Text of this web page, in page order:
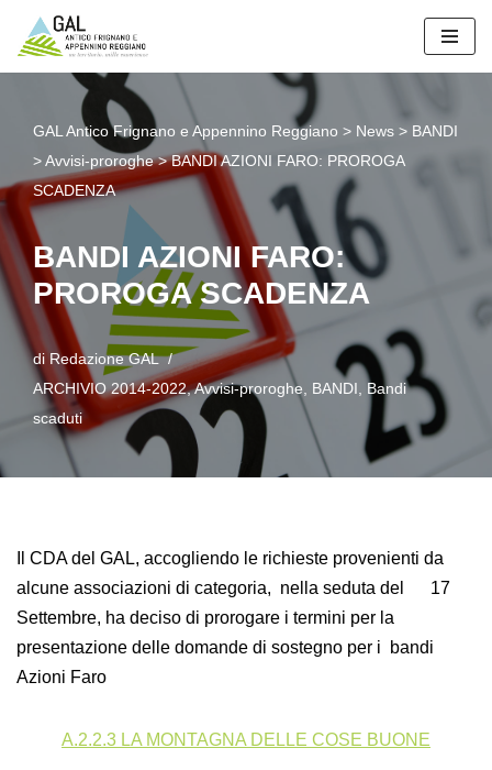
Vai
contenuto
GAL Antico Frignano e Appennino Reggiano > News > BANDI
>Avvisi-proroghe>BANDI AZIONI FARO: PROROGA
SCADENZA
BANDI AZIONI FARO:
PROROGA SCADENZA
di Redazione GAL
ARCHIVIO 2014-2022,Avvisi-proroghe BANDI
Bandi
scaduti
Il CDA del GAL, accogliendo le richieste provenienti da
alcune associazioni di categoria, nella seduta del 17
Settembre, ha deciso di prorogare i termini per la
presentazione delle domande di sostegno per i bandi
Azioni Faro
A.2.2.3 LA MONTAGNA DELLE COSE BUONE